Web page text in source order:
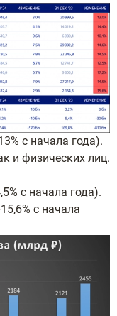
с начала года).
и физических лиц.
с начала года).
с начала